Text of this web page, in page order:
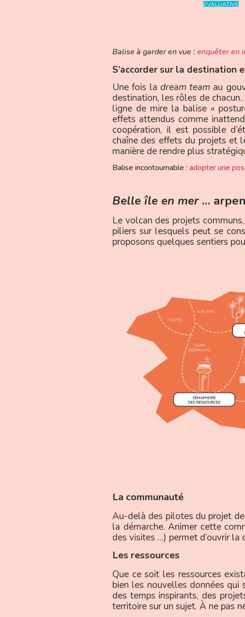
Balise à garder en vue :enquêter en
S’accorder sur la destination
Une fois la dream team au
destination, les rôles de
ligne de mire la balise «
effets attendus comme
coopération, il est possible
chaîne des effets du projets et
manière de rendre plus
Balise incontournable : adopter une
Belle île en mer…
Le volcan des projets
piliers sur lesquels peut se
proposons quelques sentiers
La communauté
Au-delà des pilotes du projet
la démarche. Animer cette
des visites …) permet d’ouvrir
Les ressources
Que ce soit les ressources
bien les nouvelles données qui
des temps inspirants, des
territoire sur un sujet. À ne pas